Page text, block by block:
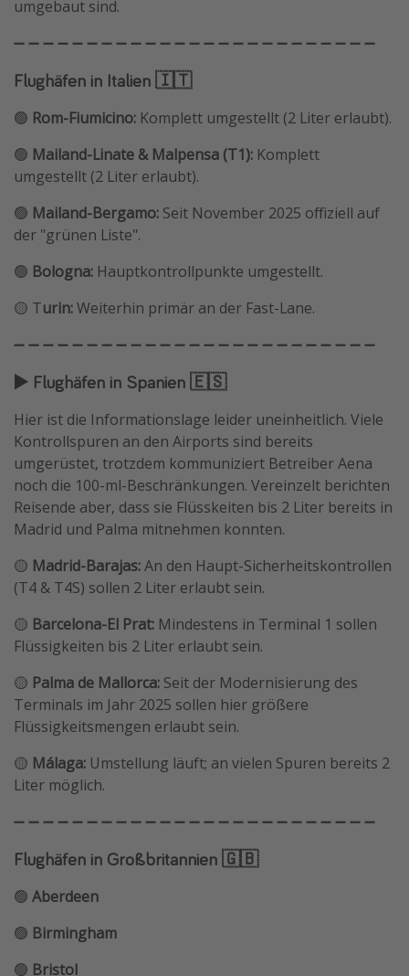
umgebaut sind.
➖ ➖ ➖ ➖ ➖ ➖ ➖ ➖ ➖ ➖ ➖ ➖ ➖ ➖ ➖ ➖ ➖ ➖ ➖ ➖ ➖ ➖ ➖ ➖ ➖
Flughäfen in Italien 🇮🇹
🟢 Rom-Fiumicino: Komplett umgestellt (2 Liter erlaubt).
🟢 Mailand-Linate & Malpensa (T1): Komplett
umgestellt (2 Liter erlaubt).
🟢 Mailand-Bergamo: Seit November 2025 offiziell auf
der "grünen Liste".
🟢 Bologna: Hauptkontrollpunkte umgestellt.
🟡 Turin:Weiterhin primär an der Fast-Lane.
➖ ➖ ➖ ➖ ➖ ➖ ➖ ➖ ➖ ➖ ➖ ➖ ➖ ➖ ➖ ➖ ➖ ➖ ➖ ➖ ➖ ➖ ➖ ➖ ➖
▶️ Flughäfen in Spanien 🇪🇸
Hier ist die Informationslage leider uneinheitlich. Viele
Kontrollspuren an den Airports sind bereits
umgerüstet, trotzdem kommuniziert Betreiber Aena
noch die 100-ml-Beschränkungen. Vereinzelt berichten
Reisende aber, dass sie Flüsskeiten bis 2 Liter bereits in
Madrid und Palma mitnehmen konnten.
🟡 Madrid-Barajas:An den Haupt-Sicherheitskontrollen
(T4 & T4S) sollen 2 Liter erlaubt sein.
🟡 Barcelona-El Prat: Mindestens in Terminal 1 sollen
Flüssigkeiten bis 2 Liter erlaubt sein.
🟡 Palma de Mallorca: Seit der Modernisierung des
Terminals im Jahr 2025 sollen hier größere
Flüssigkeitsmengen erlaubt sein.
🟡 Málaga: Umstellung läuft; an vielen Spuren bereits 2
Liter möglich.
➖ ➖ ➖ ➖ ➖ ➖ ➖ ➖ ➖ ➖ ➖ ➖ ➖ ➖ ➖ ➖ ➖ ➖ ➖ ➖ ➖ ➖ ➖ ➖ ➖
Flughäfen in Großbritannien 🇬🇧
🟢 Aberdeen
🟢 Birmingham
🟢 Bristol